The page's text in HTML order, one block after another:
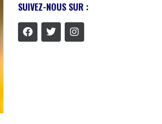
SUIVEZ-NOUS SUR :